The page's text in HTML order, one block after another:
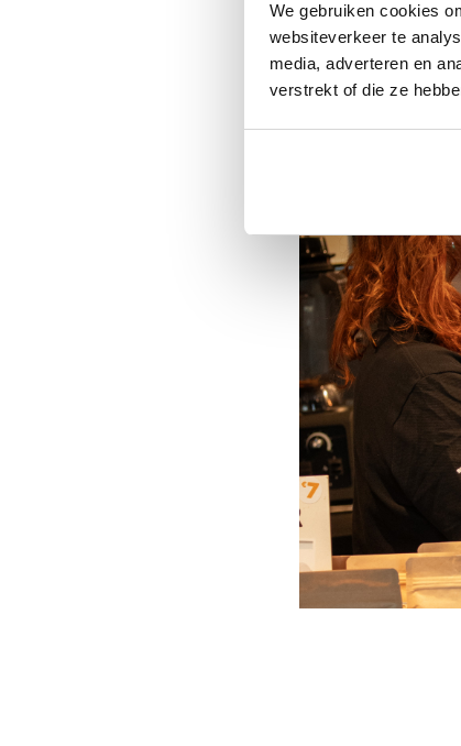
We gebruiken cookies
websiteverkeer te
media, adverteren en
verstrekt of die ze